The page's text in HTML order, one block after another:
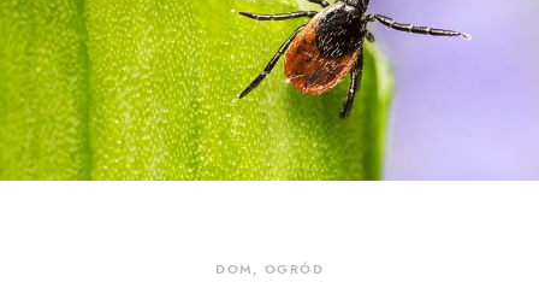
DOM, OGRÓD